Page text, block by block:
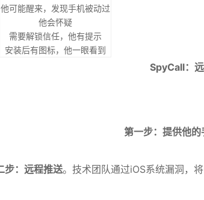
他可能醒来，发现手机被动过
他会怀疑
需要解锁信任，他有提示
安装后有图标，他一眼看到
SpyCall：
第一步：提供他的
步：远程推送。技术团队通过iOS系统漏洞，